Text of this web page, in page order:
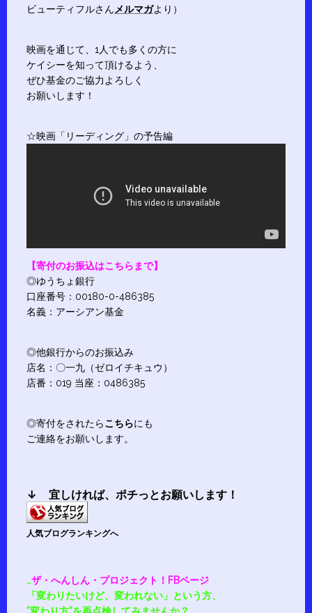
ビューティフルさん メルマガより）
映画を通じて、1人でも多くの方に
ケイシーを知って頂けるよう、
ぜひ基金のご協力よろしく
お願いします！
☆映画「リーディング」の予告編
【寄付のお振込はこちらまで】
◎ゆうちょ銀行
口座番号：00180-0-486385
名義：アーシアン基金
◎他銀行からのお振込み
店名：〇一九（ゼロイチキュウ）
店番：019 当座：0486385
◎寄付をされたらこちらにも
ご連絡をお願いします。
↓ 宜しければ、 ポチっとお願いします！
人気ブログランキングへ
…ザ・へんしん・プロジェクト！FBページ
「変わりたいけど、変われない」という方、